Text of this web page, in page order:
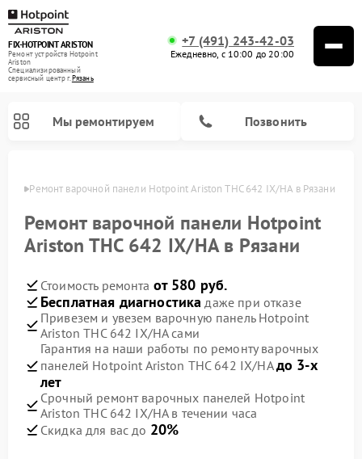
FIX-HOTPOINT ARISTON
Ремонт устройств Hotpoint
Ariston
Специализированный
cервисный центр г.Рязань
+7 (491) 243-42-03
Ежедневно, с 10:00 до 20:00
Мы ремонтируем Позвонить
Ремонт варочной панели Hotpoint Ariston THC 642 IX/HA в Рязани
Ремонт варочной панели Hotpoint
Ariston THC 642 IX/HA в Рязани
Стоимость ремонта от 580 руб.
Бесплатная диагностика даже при отказе
Привезем и увезем варочную панель Hotpoint
Ariston THC 642 IX/HA сами
Гарантия на наши работы по ремонту варочных
панелей Hotpoint Ariston THC 642 IX/HAдо 3-х
лет
Срочный ремонт варочных панелей Hotpoint
Ariston THC 642 IX/HA в течении часа
Скидка для вас до 20%